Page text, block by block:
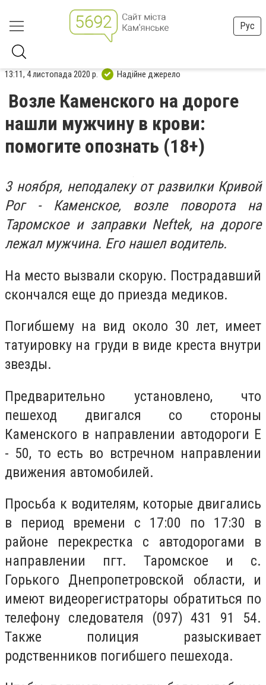
Рус
13:11, 4 листопада 2020 р. Надійне джерело
Возле Каменского на дороге
нашли мужчину в крови:
помогите опознать (18+)
3 ноября, неподалеку от развилки Кривой
Рог - Каменское, возле поворота на
Таромское и заправки Neftek, на дороге
лежал мужчина. Его нашел водитель.
На место вызвали скорую. Пострадавший
скончался еще до приезда медиков.
Погибшему на вид около 30 лет, имеет
татуировку на груди в виде креста внутри
звезды.
Предварительно установлено, что
пешеход двигался со стороны
Каменского в направлении автодороги Е
- 50, то есть во встречном направлении
движения автомобилей.
Просьба к водителям, которые двигались
в период времени с 17:00 по 17:30 в
районе перекрестка с автодорогами в
направлении пгт. Таромское и с.
Горького Днепропетровской области, и
имеют видеорегистраторы обратиться по
телефону следователя (097) 431 91 54.
Также полиция разыскивает
родственников погибшего пешехода.